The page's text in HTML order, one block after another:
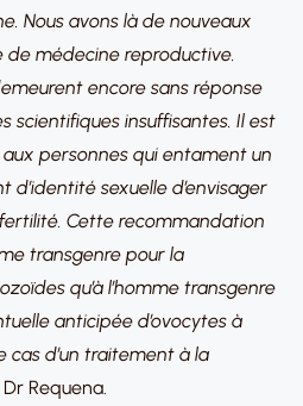
Nous avons là de nouveaux
médecine reproductive.
encore sans réponse
scientifiques insuffisantes. Il est
personnes qui entament un
d’identité sexuelle d’envisager
Cette recommandation
transgenre pour la
qu’à l’homme transgenre
anticipée d’ovocytes à
cas d’un traitement à la
Requena.